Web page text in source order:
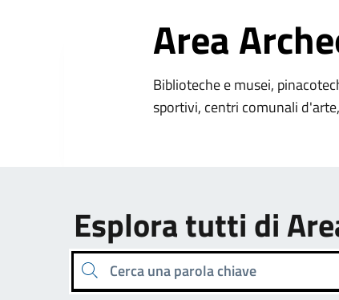
Area
Biblioteche e musei,
sportivi, centri comunali
Esplora tutti di
Cerca una parola chiave